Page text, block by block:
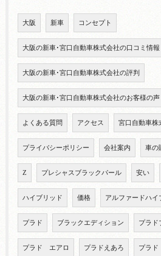
大阪 新車 コンセプト
大阪の新車･宮口自動車株式会社の口コミ情報
大阪の新車･宮口自動車株式会社の評判
大阪の新車･宮口自動車株式会社のお客様の声
よくある質問 アクセス 宮口自動車株
プライバシーポリシー 会社案内 車の
Z プレシャスブラックパール 安い
ハイブリッド 価格 アルファードハ
プラド ブラックエディション プラド
プラド エアロ プラドえあろ プラ